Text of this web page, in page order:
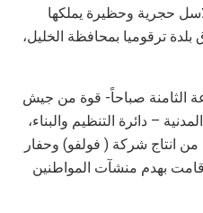
وسلاسل حجرية وحظيرة يملكها
ترقوميا بمحافظة الخليل،
الثامنة صباحاً- قوة من جيش
– دائرة التنظيم والبناء،
انتاج شركة ( فولفو) وحفار
بهدم منشآت المواطنين